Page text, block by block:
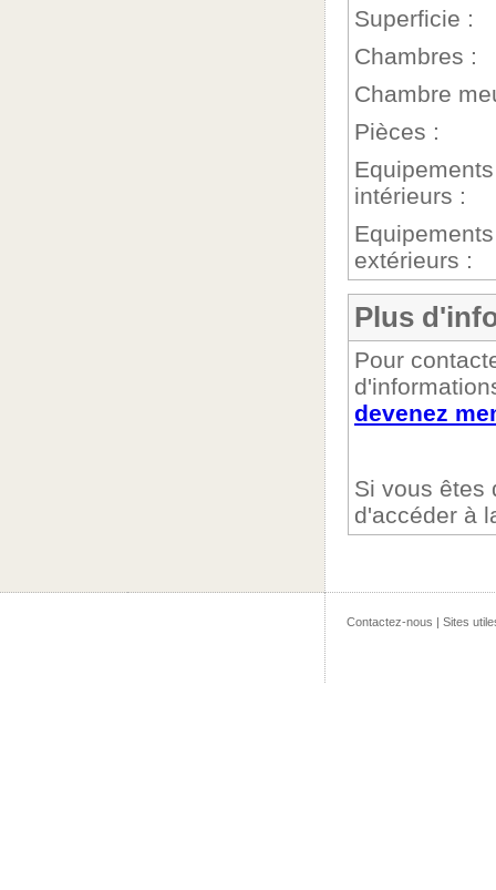
Superficie :
Chambres :
Chambre
Pièces :
Equipements
intérieurs :
Equipements
extérieurs :
Plus
Pour
devenez
Si vous êtes
d'accéder à
Contactez-nous | Sites